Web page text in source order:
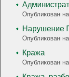
Опубликован
Нарушение
Опубликован
Кража
Опубликован